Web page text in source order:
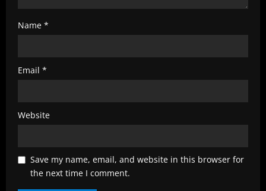
Name *
Email *
Website
Save my name, email, and website in this browser for
the next time I comment.